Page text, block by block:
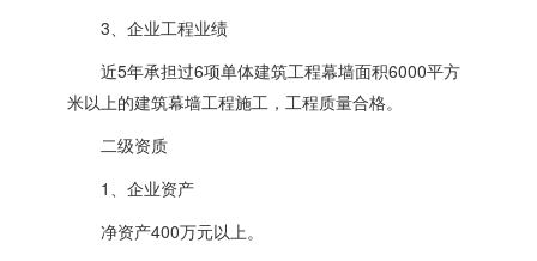
3、企业工程业绩
近5年承担过6项单体建筑工程幕墙面积6000平方
米以上的建筑幕墙工程施工，工程质量合格。
二级资质
1、企业资产
净资产400万元以上。